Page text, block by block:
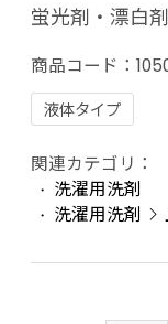
蛍光剤・漂白
商品コード：
液体タイプ
関連カテゴリ：
洗濯用洗剤
洗濯用洗剤